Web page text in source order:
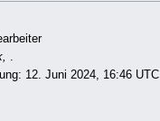
.
12. Juni 2024, 16:46 UTC